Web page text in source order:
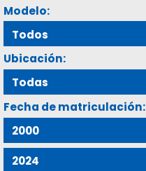
Modelo:
Ubicación:
Fecha de matriculación: